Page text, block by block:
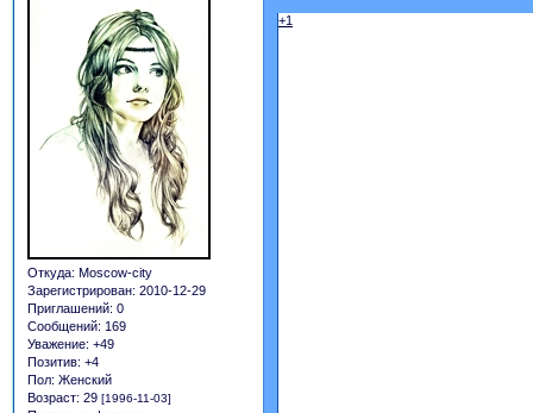
Откуда: Moscow-city
Зарегистрирован: 2010-12-29
Приглашений: 0
Сообщений: 169
Уважение: +49
Позитив: +4
Пол: Женский
Возраст: 29 [1996-11-03]
+1